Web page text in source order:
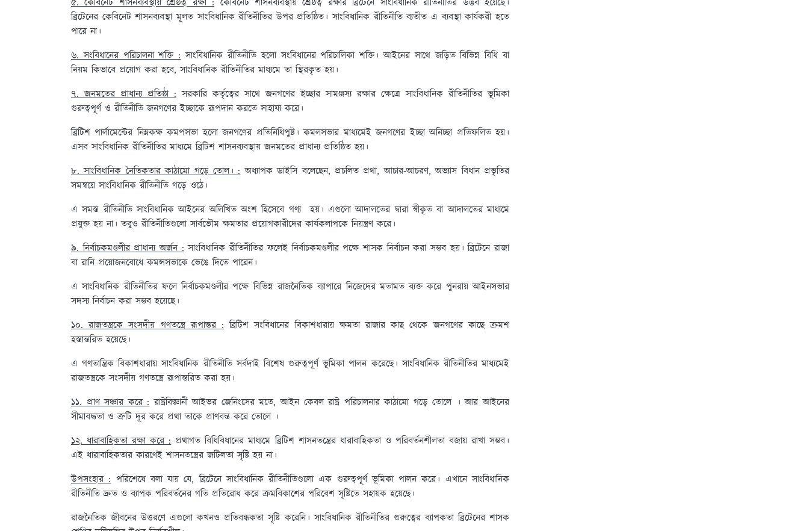
ব্রিটেনের কেবিনেট শাসনব্যবস্থা মূলত সাংবিধানিক রীতিনীতির উপর প্রতিষ্ঠিত। সাংবিধানিক রীতিনীতি ব্যতীত এ ব্যবস্থা কার্যকরী হতে
পারে না।
৬. সংবিধানের পরিচালনা শক্তি :সাংবিধানিক রীতিনীতি হলো সংবিধানের পরিচালিকা শক্তি। আইনের সাথে জড়িত বিভিন্ন বিধি বা
নিয়ম কিভাবে প্রয়োগ করা হবে, সাংবিধানিক রীতিনীতির মাধ্যমে তা স্থিরকৃত হয়।
৭. জনমতের প্রাধান্য প্রতিষ্ঠা : সরকারি কর্তৃত্বের সাথে জনগণের ইচ্ছার সামঞ্জস্য রক্ষার ক্ষেত্রে সাংবিধানিক রীতিনীতির ভূমিকা
গুরুত্বপূর্ণ ও রীতিনীতি জনগণের ইচ্ছাকে রূপদান করতে সাহায্য করে।
ব্রিটিশ পার্লামেন্টের নিম্নকক্ষ কমপসভা হলো জনগণের প্রতিনিধিপুষ্ট। কমলসভার মাধ্যমেই জনগণের ইচ্ছা অনিচ্ছা প্রতিফলিত হয়।
এসব সাংবিধানিক রীতিনীতির মাধ্যমে ব্রিটিশ শাসনব্যবস্থায় জনমতের প্রাধান্য প্রতিষ্ঠিত হয়।
৮. সাংবিধানিক নৈতিকতার কাঠামো গড়ে তোল। :অধ্যাপক ডাইসি বলেছেন, প্রচলিত প্রথা, আচার-আচরণ, অভ্যাস বিধান প্রভৃতির
সমন্বয়ে সাংবিধানিক রীতিনীতি গড়ে ওঠে।
এ সমস্ত রীতিনীতি সাংবিধানিক আইনের অলিখিত অংশ হিসেবে গণ্য হয়। এগুলো আদালতের দ্বারা স্বীকৃত বা আদালতের মাধ্যমে
প্রযুক্ত হয় না। তবুও রীতিনীতিগুলো সার্বভৌম ক্ষমতার প্রয়োগকারীদের কার্যকলাপকে নিয়ন্ত্রণ করে।
৯. নির্বাচকমণ্ডলীর প্রাধান্য অর্জন :সাংবিধানিক রীতিনীতির ফলেই নির্বাচকমণ্ডলীর পক্ষে শাসক নির্বাচন করা সম্ভব হয়। ব্রিটেনে রাজা
বা রানি প্রয়োজনবোধে কমন্সসভাকে ভেঙে দিতে পারেন।
এ সাংবিধানিক রীতিনীতির ফলে নির্বাচকমণ্ডলীর পক্ষে বিভিন্ন রাজনৈতিক ব্যাপারে নিজেদের মতামত ব্যক্ত করে পুনরায় আইনসভার
সদস্য নির্বাচন করা সম্ভব হয়েছে।
১০. রাজতন্ত্রকে সংসদীয় গণতন্ত্রে রূপান্তর : ব্রিটিশ সংবিধানের বিকাশধারায় ক্ষমতা রাজার কাছ থেকে জনগণের কাছে ক্রমশ
হস্তান্তরিত হয়েছে।
এ গণতান্ত্রিক বিকাশধারায় সাংবিধানিক রীতিনীতি সর্বদাই বিশেষ গুরুত্বপূর্ণ ভূমিকা পালন করেছে। সাংবিধানিক রীতিনীতির মাধ্যমেই
রাজতন্ত্রকে সংসদীয় গণতন্ত্রে রূপান্তরিত করা হয়।
১১. প্রাণ সঞ্চার করে :রাষ্ট্রবিজ্ঞানী আইভর জেনিংসের মতে, আইন কেবল রাষ্ট্র পরিচালনার কাঠামো গড়ে তোলে । আর আইনের
সীমাবদ্ধতা ও ত্রুটি দূর করে প্রথা তাকে প্রাণবন্ত করে তোলে ।
১২. ধারাবাহিকতা রক্ষা করে :প্রথাগত বিধিবিধানের মাধ্যমে ব্রিটিশ শাসনতন্ত্রের ধারাবাহিকতা ও পরিবর্তনশীলতা বজায় রাখা সম্ভব।
এই ধারাবাহিকতার কারণেই শাসনতন্ত্রের জটিলতা সৃষ্টি হয় না।
উপসংহার :পরিশেষে বলা যায় যে, ব্রিটেনে সাংবিধানিক রীতিনীতিগুলো এক গুরুত্বপূর্ণ ভূমিকা পালন করে। এখানে সাংবিধানিক
রীতিনীতি দ্রুত ও ব্যাপক পরিবর্তনের গতি প্রতিরোধ করে ক্রমবিকাশের পরিবেশ সৃষ্টিতে সহায়ক হয়েছে।
রাজনৈতিক জীবনের উত্তরণে এগুলো কখনও প্রতিবন্ধকতা সৃষ্টি করেনি। সাংবিধানিক রীতিনীতির গুরুত্বের ব্যাপকতা ব্রিটেনের শাসক